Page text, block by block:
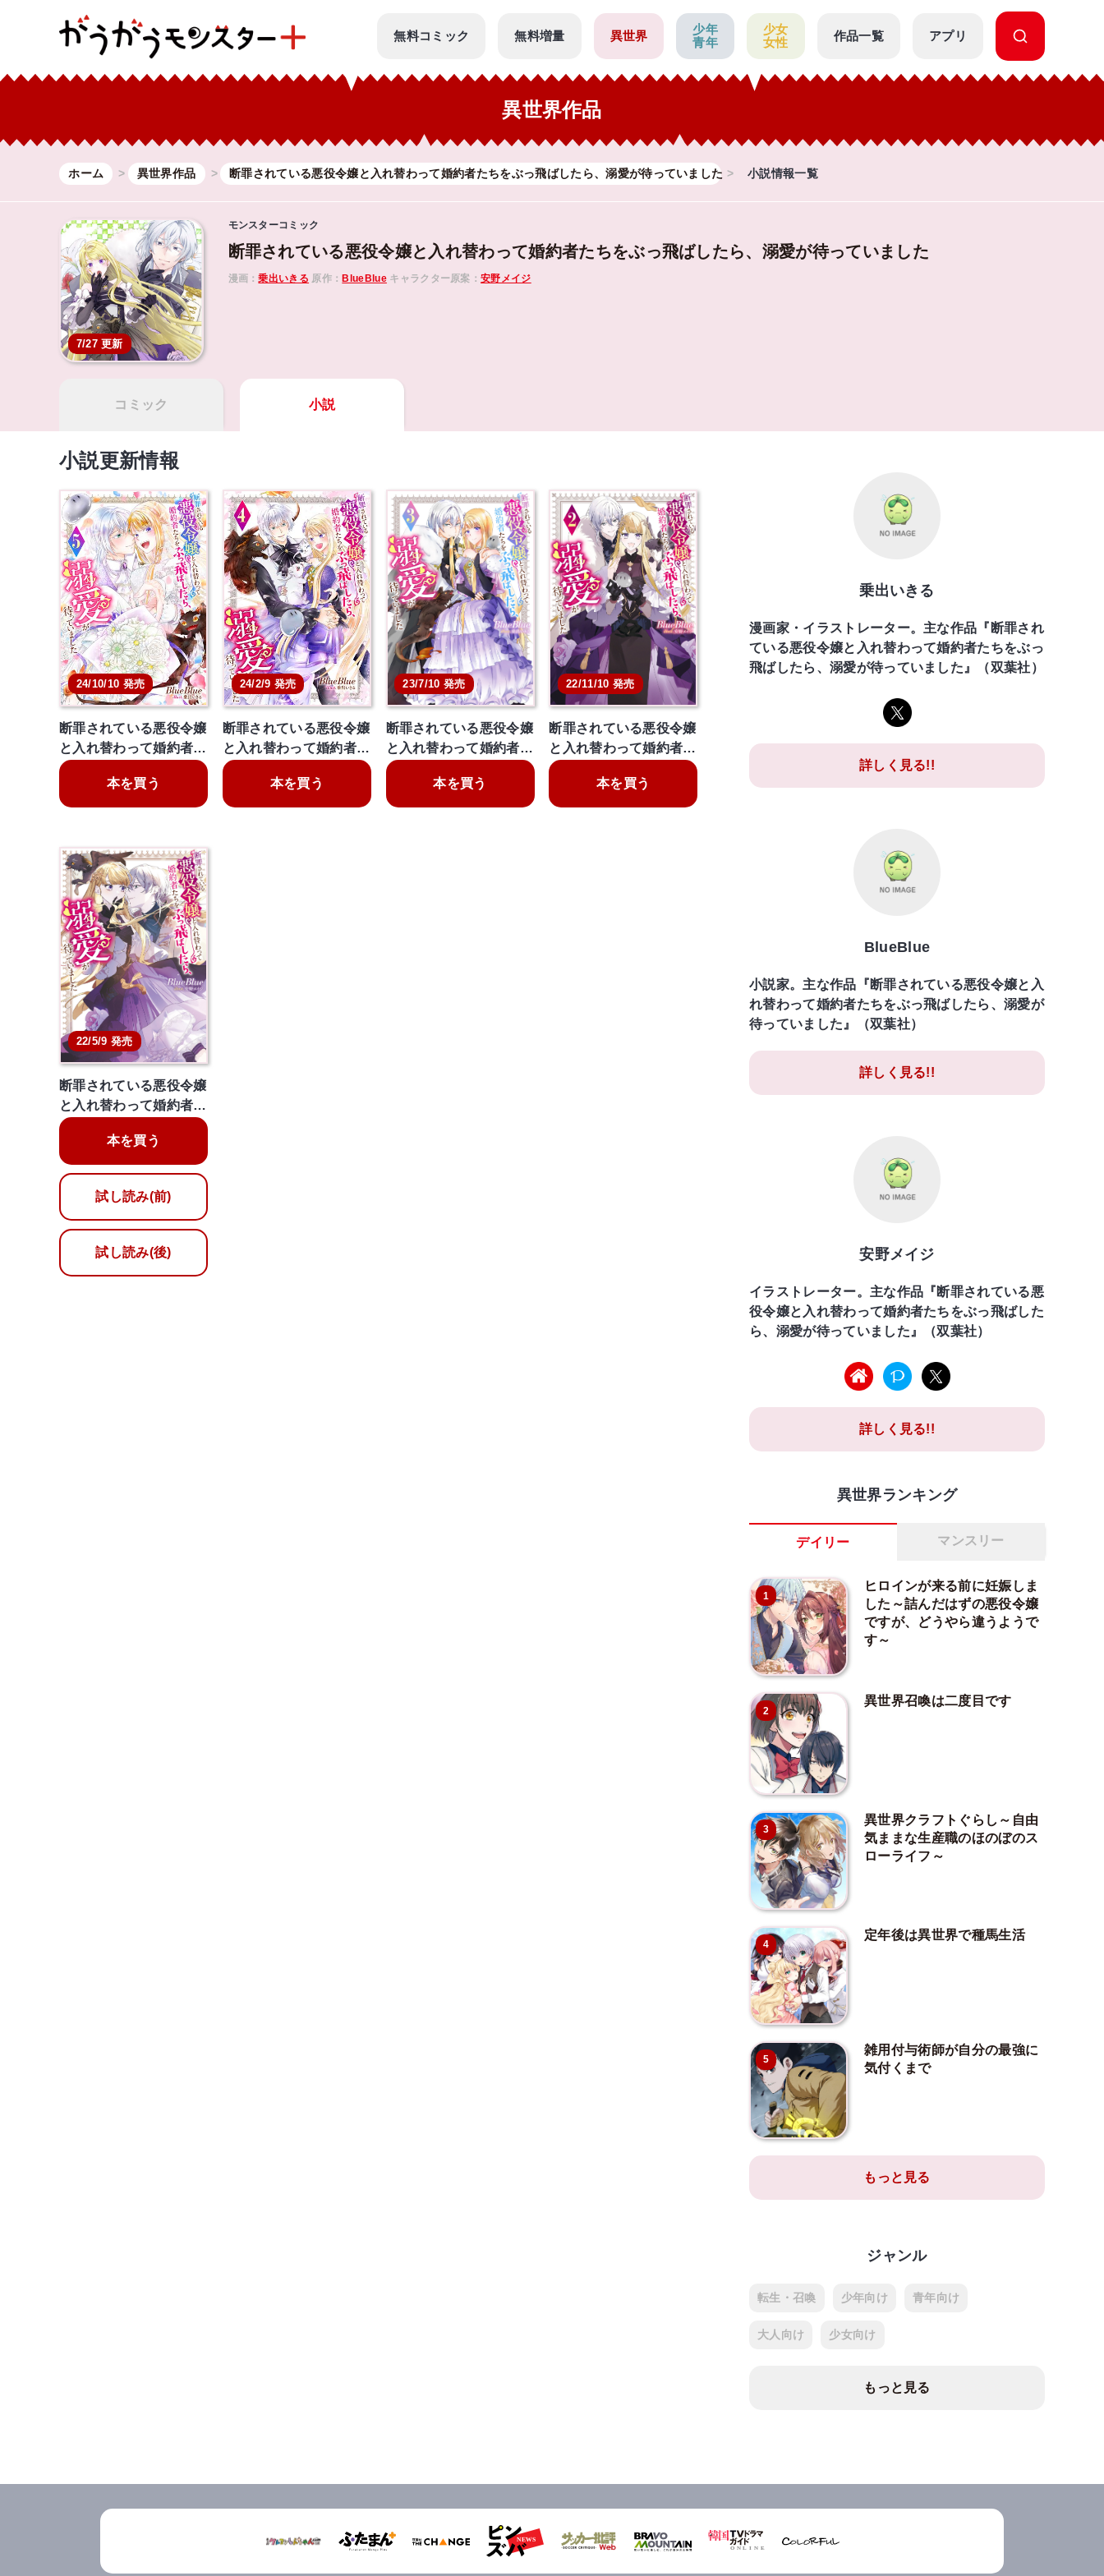
無料コミック 無料増量 異世界
少年
青年
少女
女性
作品一覧 アプリ
異世界作品
ホーム 異世界作品 断罪されている悪役令嬢と入れ替わって婚約者たちをぶっ飛ばしたら、溺愛が待っていました 小説情報一覧
7/27 更新
モンスターコミック
断罪されている悪役令嬢と入れ替わって婚約者たちをぶっ飛ばしたら、溺愛が待っていました
漫画：乗出いきる 原作：BlueBlueキャラクター原案：安野メイジ
コミック 小説
小説更新情報
24/10/10 発売
断罪されている悪役令嬢
と入れ替わって婚約者…
本を買う
24/2/9 発売
断罪されている悪役令嬢
と入れ替わって婚約者…
本を買う
23/7/10 発売
断罪されている悪役令嬢
と入れ替わって婚約者…
本を買う
22/11/10 発売
断罪されている悪役令嬢
と入れ替わって婚約者…
本を買う
22/5/9 発売
断罪されている悪役令嬢
と入れ替わって婚約者…
本を買う
試し読み(前)
試し読み(後)
乗出いきる
漫画家・イラストレーター。主な作品『断罪され
ている悪役令嬢と入れ替わって婚約者たちをぶっ
飛ばしたら、溺愛が待っていました』（双葉社）
詳しく見る!!
BlueBlue
小説家。主な作品『断罪されている悪役令嬢と入
れ替わって婚約者たちをぶっ飛ばしたら、溺愛が
待っていました』（双葉社）
詳しく見る!!
安野メイジ
イラストレーター。主な作品『断罪されている悪
役令嬢と入れ替わって婚約者たちをぶっ飛ばした
ら、溺愛が待っていました』（双葉社）
詳しく見る!!
異世界ランキング
デイリー マンスリー
1
ヒロインが来る前に妊娠しま
した～詰んだはずの悪役令嬢
ですが、どうやら違うようで
す～
2
異世界召喚は二度目です
3
異世界クラフトぐらし～自由
気ままな生産職のほのぼのス
ローライフ～
4
定年後は異世界で種馬生活
5
雑用付与術師が自分の最強に
気付くまで
もっと見る
ジャンル
転生・召喚 少年向け 青年向け
大人向け 少女向け
もっと見る